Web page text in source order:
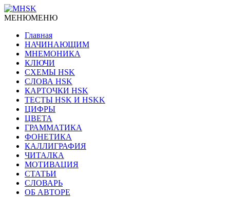
МЕНЮМЕНЮ
Главная
НАЧИНАЮЩИМ
МНЕМОНИКА
КЛЮЧИ
СХЕМЫ HSK
СЛОВА HSK
КАРТОЧКИ HSK
ТЕСТЫ HSK И HSKK
ЦИФРЫ
ЦВЕТА
ГРАММАТИКА
ФОНЕТИКА
КАЛЛИГРАФИЯ
ЧИТАЛКА
МОТИВАЦИЯ
СТАТЬИ
СЛОВАРЬ
ОБ АВТОРЕ